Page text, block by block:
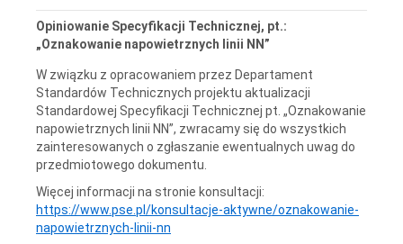
Opiniowanie Specyfikacji Technicznej, pt.:
„Oznakowanie napowietrznych linii NN”
W związku z opracowaniem przez Departament
Standardów Technicznych projektu aktualizacji
Standardowej Specyfikacji Technicznej pt. „Oznakowanie
napowietrznych linii NN”, zwracamy się do wszystkich
zainteresowanych o zgłaszanie ewentualnych uwag do
przedmiotowego dokumentu.
Więcej informacji na stronie konsultacji:
https://www.pse.pl/konsultacje-aktywne/oznakowanie-
napowietrznych-linii-nn